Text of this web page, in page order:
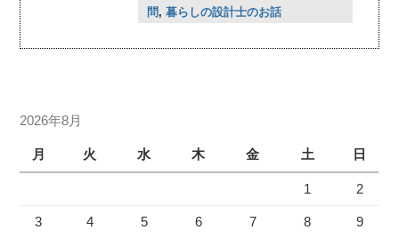
問, 暮らしの設計士のお話
2026年8月
月 火 水 木 金 土 日
1 2
3 4 5 6 7 8 9